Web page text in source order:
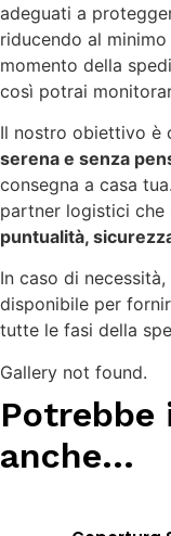
adeguati a
riducendo al
momento della
così potrai
Il nostro obiettivo è
serena e senza
consegna a casa
partner logistici che
puntualità,
In caso di
disponibile per
tutte le fasi della
Gallery not found.
Potrebbe
anche...